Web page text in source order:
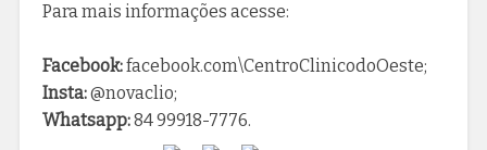
Para mais informações acesse:
Facebook:facebook.com\CentroClinicodoOeste;
Insta:@novaclio;
Whatsapp:84 99918-7776.